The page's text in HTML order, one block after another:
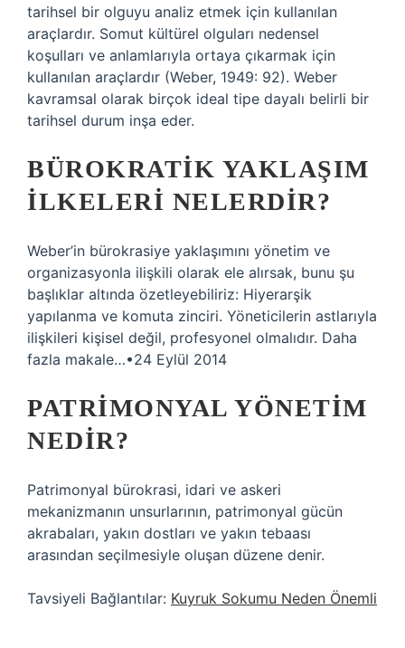
tarihsel bir olguyu analiz etmek için kullanılan
araçlardır. Somut kültürel olguları nedensel
koşulları ve anlamlarıyla ortaya çıkarmak için
kullanılan araçlardır (Weber, 1949: 92). Weber
kavramsal olarak birçok ideal tipe dayalı belirli bir
tarihsel durum inşa eder.
BÜROKRATIK YAKLAŞIM
ILKELERI NELERDIR?
Weber’in bürokrasiye yaklaşımını yönetim ve
organizasyonla ilişkili olarak ele alırsak, bunu şu
başlıklar altında özetleyebiliriz: Hiyerarşik
yapılanma ve komuta zinciri. Yöneticilerin astlarıyla
ilişkileri kişisel değil, profesyonel olmalıdır. Daha
fazla makale…•24 Eylül 2014
PATRIMONYAL YÖNETIM
NEDIR?
Patrimonyal bürokrasi, idari ve askeri
mekanizmanın unsurlarının, patrimonyal gücün
akrabaları, yakın dostları ve yakın tebaası
arasından seçilmesiyle oluşan düzene denir.
Tavsiyeli Bağlantılar: Kuyruk Sokumu Neden Önemli